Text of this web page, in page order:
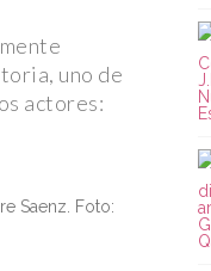
uno de
actores:
Saenz. Foto: